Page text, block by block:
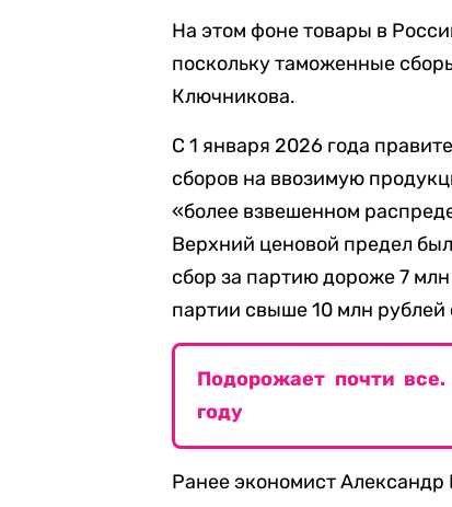
На этом фоне товары в
поскольку таможенные
Ключникова.
С 1 января 2026 года
сборов на ввозимую
«более взвешенном
Верхний ценовой предел
сбор за партию дороже 7
партии свыше 10 млн рублей
Подорожает почти
году
Ранее экономист Александр